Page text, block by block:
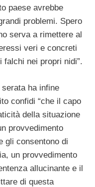
paese avrebbe
problemi. Spero
serva a rimettere al
veri e concreti
nei propri nidi”.
ha infine
confidi “che il capo
della situazione
provvedimento
gli consentono di
un provvedimento
allucinante e il
di questa